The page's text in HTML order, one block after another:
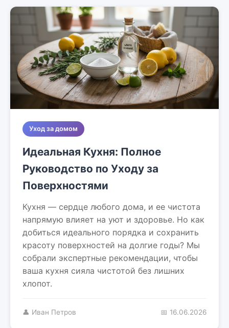
Уход за домом
Идеальная Кухня: Полное
Руководство по Уходу за
Поверхностями
Кухня — сердце любого дома, и ее чистота
напрямую влияет на уют и здоровье. Но как
добиться идеального порядка и сохранить
красоту поверхностей на долгие годы? Мы
собрали экспертные рекомендации, чтобы
ваша кухня сияла чистотой без лишних
хлопот.
👤 Иван Петров 📅 16.06.2026